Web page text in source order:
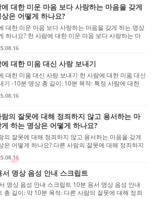
대한 미운 마음 보다 사랑하는 마음을 갖게
은 어떻게 하나요?
대한 미운 마음 보다 사랑하는 마음을 갖게 하는 명상
하나요? 한 사람에 대한 미운 마음 보다 사랑하는 마
정 대신 사랑과 긍정적인 마음을 키우는 명상은 연민
대한 미움 대신 사랑 보내기
대한 미움 대신 사랑 보내기 한 사람에 대한 미움 대신
기 -10분 명상 총 길이: 10분 목적: 특정 사람에 대한
호흡 “편안하게 앉거나 누워주세요. 척추를 곧게 세...
의 잘못에 대해 정죄하지 않고 용서하는 마
하는 명상은 어떻게 하나요?
의 잘못에 대해 정죄하지 않고 용서하는 마음을 갖게
은 어떻게 하나요? 다른 사람의 잘못에 대해 정죄하지
에 대해 정죄하지 않고 용서하는 마음을 키우는 명상
서 명상 음성 안내 스크립트
명상 음성 안내 스크립트 10분 용서 명상 음성 안내
총 길이: 약 10분 목적: 다른 사람의 잘못에 대해 정죄